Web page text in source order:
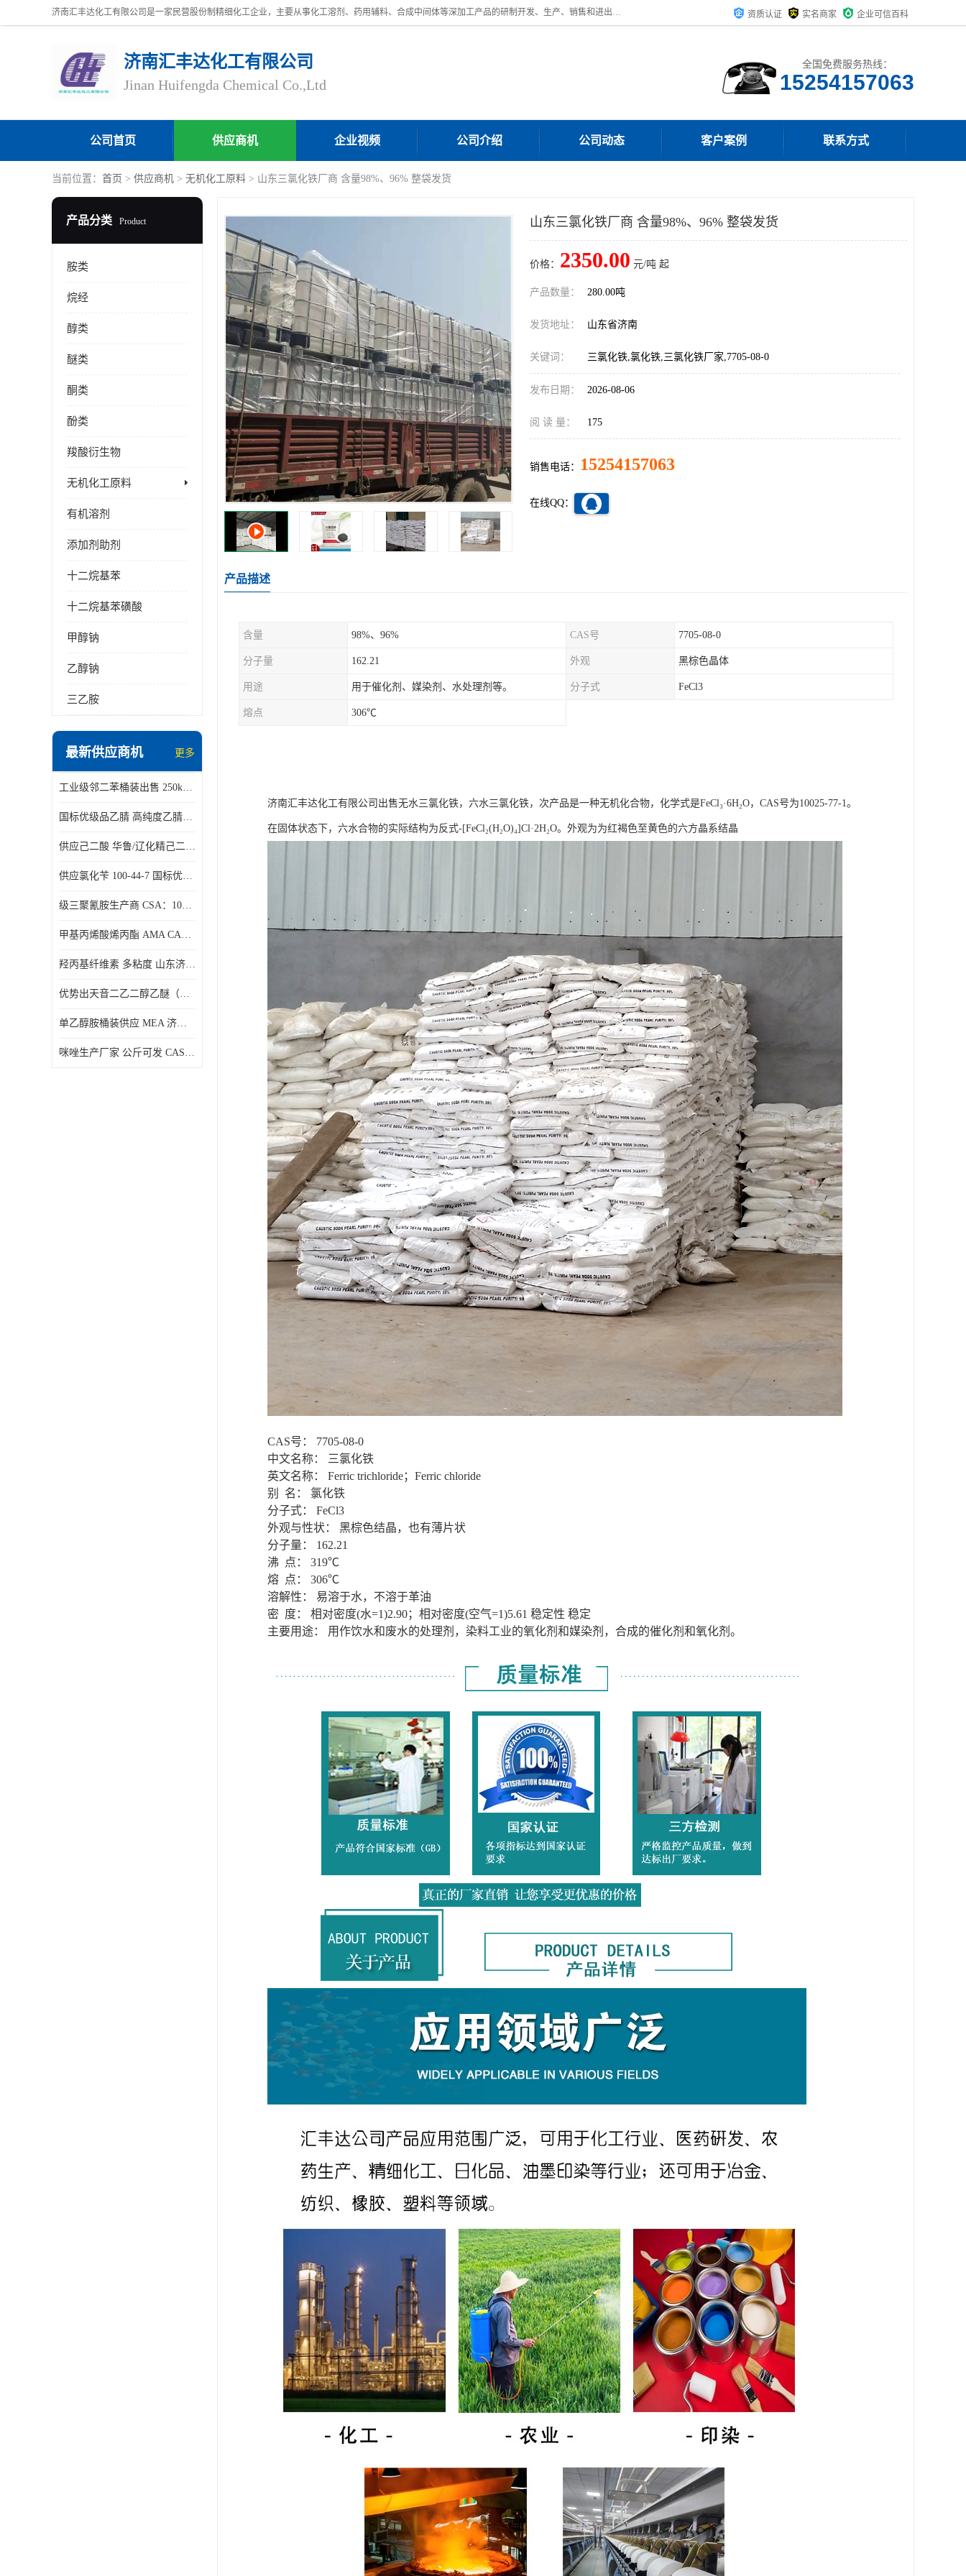
济南汇丰达化工有限公司是一家民营股份制精细化工企业，主要从事化工溶剂、药用辅料、合成中间体等深加工产品的研制开发、生产、销售和进出口贸易。主营产品：环氧丙烷，十二烷基苯，甲基磺酸，磺酸，DMF，DMAC，甘油，苯甲醇，乙酰氯，甲基丙烯酸，甲基丙烯酸甲酯，叔丁醇，异辛酸，二乙烯三胺，一乙，二乙‎，三乙醇胺，原乙酸三甲酯等化工产品及中间体。欢迎各界朋友洽谈咨询业务。 资质认证 实名商家 企业可信百科
济南汇丰达化工有限公司
Jinan Huifengda Chemical Co.,Ltd
全国免费服务热线：
15254157063
公司首页 供应商机 企业视频 公司介绍 公司动态 客户案例 联系方式
当前位置： 首页 > 供应商机 > 无机化工原料 > 山东三氯化铁厂商 含量98%、96% 整袋发货
产品分类 Product
胺类
烷经
醇类
醚类
酮类
酚类
羧酸衍生物
无机化工原料
有机溶剂
添加剂助剂
十二烷基苯
十二烷基苯磺酸
甲醇钠
乙醇钠
三乙胺
最新供应商机 更多
工业级邻二苯桶装出售 250kg/桶 95-50-1
国标优级品乙腈 高纯度乙腈桶装现货160kg桶
供应己二酸 华鲁/辽化精己二酸 大包装可分小包装现货
供应氯化苄 100-44-7 国标优等品苄基氯 一桶起发
级三聚氰胺生产商 CSA：108-78-1 济南发货
甲基丙烯酸烯丙酯 AMA CAS：96-05-9
羟丙基纤维素 多粘度 山东济南仓库发货
优势出天音二乙二醇乙醚（DPE）山东仓库发现货
单乙醇胺桶装供应 MEA 济南仓库发货 厂家
咪唑生产厂家 公斤可发 CAS:288-32-4
山东三氯化铁厂商 含量98%、96% 整袋发货
价格： 2350.00 元/吨 起
产品数量： 280.00吨
发货地址： 山东省济南
关键词： 三氯化铁,氯化铁,三氯化铁厂家,7705-08-0
发布日期： 2026-08-06
阅 读 量： 175
销售电话： 15254157063
在线QQ：
产品描述
含量 98%、96% CAS号 7705-08-0
分子量 162.21 外观 黑棕色晶体
用途 用于催化剂、媒染剂、水处理剂等。 分子式 FeCl3
熔点 306℃
济南汇丰达化工有限公司出售无水三氯化铁，六水三氯化铁，次产品是一种无机化合物，化学式是FeCl₃·6H₂O，CAS号为10025-77-1。
在固体状态下，六水合物的实际结构为反式-[FeCl₂(H₂O)₄]Cl·2H₂O。外观为为红褐色至黄色的六方晶系结晶
CAS号： 7705-08-0
中文名称： 三氯化铁
英文名称： Ferric trichloride；Ferric chloride
别 名： 氯化铁
分子式： FeCl3
外观与性状： 黑棕色结晶，也有薄片状
分子量： 162.21
沸 点： 319℃
熔 点： 306℃
溶解性： 易溶于水，不溶于革油
密 度： 相对密度(水=1)2.90；相对密度(空气=1)5.61 稳定性 稳定
主要用途： 用作饮水和废水的处理剂，染料工业的氧化剂和媒染剂，合成的催化剂和氧化剂。